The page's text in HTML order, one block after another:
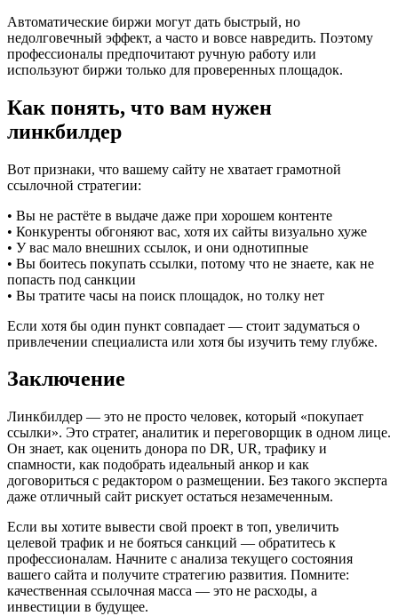
Автоматические биржи могут дать быстрый, но
недолговечный эффект, а часто и вовсе навредить. Поэтому
профессионалы предпочитают ручную работу или
используют биржи только для проверенных площадок.
Как понять, что вам нужен
линкбилдер
Вот признаки, что вашему сайту не хватает грамотной
ссылочной стратегии:
• Вы не растёте в выдаче даже при хорошем контенте
• Конкуренты обгоняют вас, хотя их сайты визуально хуже
• У вас мало внешних ссылок, и они однотипные
• Вы боитесь покупать ссылки, потому что не знаете, как не
попасть под санкции
• Вы тратите часы на поиск площадок, но толку нет
Если хотя бы один пункт совпадает — стоит задуматься о
привлечении специалиста или хотя бы изучить тему глубже.
Заключение
Линкбилдер — это не просто человек, который «покупает
ссылки». Это стратег, аналитик и переговорщик в одном лице.
Он знает, как оценить донора по DR, UR, трафику и
спамности, как подобрать идеальный анкор и как
договориться с редактором о размещении. Без такого эксперта
даже отличный сайт рискует остаться незамеченным.
Если вы хотите вывести свой проект в топ, увеличить
целевой трафик и не бояться санкций — обратитесь к
профессионалам. Начните с анализа текущего состояния
вашего сайта и получите стратегию развития. Помните:
качественная ссылочная масса — это не расходы, а
инвестиции в будущее.